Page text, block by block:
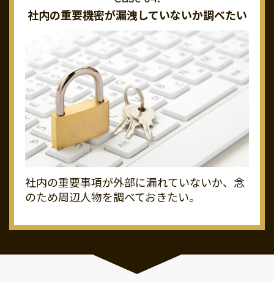
社内の重要機密が漏洩していないか調べたい
社内の重要事項が外部に漏れていないか、念
のため周辺人物を調べておきたい。